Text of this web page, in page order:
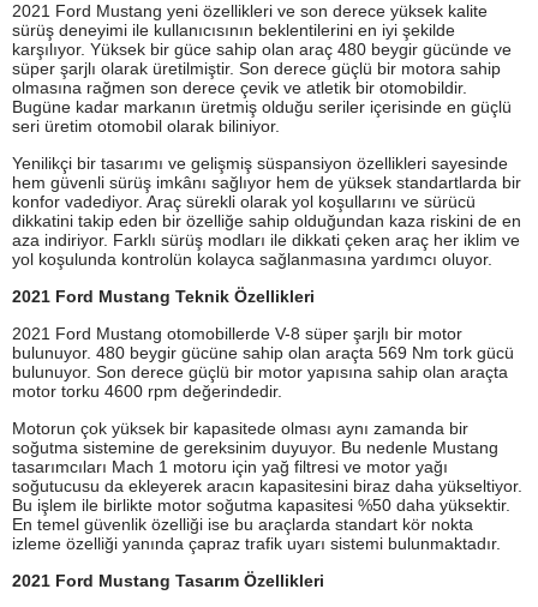
2021 Ford Mustang yeni özellikleri ve son derece yüksek kalite
sürüş deneyimi ile kullanıcısının beklentilerini en iyi şekilde
karşılıyor. Yüksek bir güce sahip olan araç 480 beygir gücünde ve
süper şarjlı olarak üretilmiştir. Son derece güçlü bir motora sahip
olmasına rağmen son derece çevik ve atletik bir otomobildir.
Bugüne kadar markanın üretmiş olduğu seriler içerisinde en güçlü
seri üretim otomobil olarak biliniyor.
Yenilikçi bir tasarımı ve gelişmiş süspansiyon özellikleri sayesinde
hem güvenli sürüş imkânı sağlıyor hem de yüksek standartlarda bir
konfor vadediyor. Araç sürekli olarak yol koşullarını ve sürücü
dikkatini takip eden bir özelliğe sahip olduğundan kaza riskini de en
aza indiriyor. Farklı sürüş modları ile dikkati çeken araç her iklim ve
yol koşulunda kontrolün kolayca sağlanmasına yardımcı oluyor.
2021 Ford Mustang Teknik Özellikleri
2021 Ford Mustang otomobillerde V-8 süper şarjlı bir motor
bulunuyor. 480 beygir gücüne sahip olan araçta 569 Nm tork gücü
bulunuyor. Son derece güçlü bir motor yapısına sahip olan araçta
motor torku 4600 rpm değerindedir.
Motorun çok yüksek bir kapasitede olması aynı zamanda bir
soğutma sistemine de gereksinim duyuyor. Bu nedenle Mustang
tasarımcıları Mach 1 motoru için yağ filtresi ve motor yağı
soğutucusu da ekleyerek aracın kapasitesini biraz daha yükseltiyor.
Bu işlem ile birlikte motor soğutma kapasitesi %50 daha yüksektir.
En temel güvenlik özelliği ise bu araçlarda standart kör nokta
izleme özelliği yanında çapraz trafik uyarı sistemi bulunmaktadır.
2021 Ford Mustang Tasarım Özellikleri